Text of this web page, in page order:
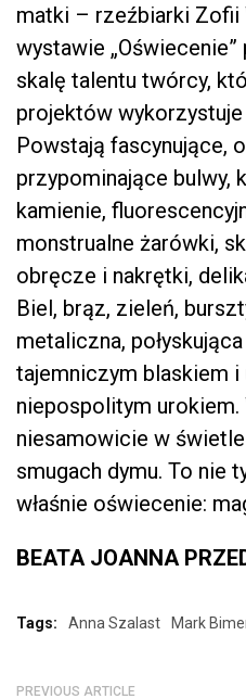
matki – rzeźbiarki Zofii
wystawie
skalę talentu twórcy,
projektów wykorzystuje
Powstają fascynujące,
przypominające bulwy,
kamienie,
monstrualne żarówki,
obręcze i nakrętki,
Biel, brąz, zieleń,
metaliczna,
tajemniczym blaskiem
niepospolitym urokiem.
niesamowicie w
smugach dymu. To nie
właśnie oświecenie:
BEATA JOANNA
Tags: Anna Szalast Mark
PREVIOUS ARTICLE